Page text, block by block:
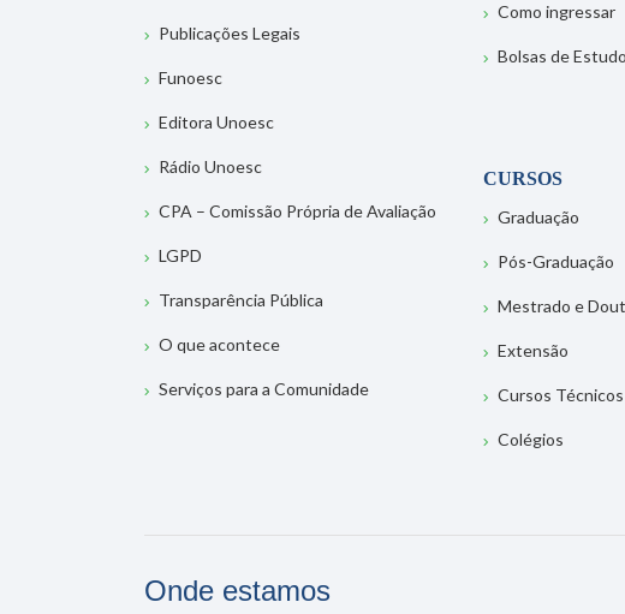
Publicações Legais
Funoesc
Editora Unoesc
Rádio Unoesc
CPA – Comissão Própria de Avaliação
LGPD
Transparência Pública
O que acontece
Serviços para a Comunidade
Como ingressar
Bolsas de Estudo
CURSOS
Graduação
Pós-Graduação
Mestrado e
Extensão
Cursos Técnicos
Colégios
Onde estamos